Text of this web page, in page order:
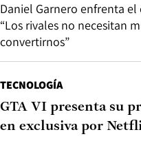
Daniel Garnero enfrenta
“Los rivales no necesitan
convertirnos”
TECNOLOGÍA
GTA VI presenta su
en exclusiva por